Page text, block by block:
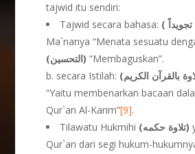
tajwid itu sendiri:
Tajwid secara bahasa:
Ma`nanya “Menata sesuatu
(التحسين)“Membaguskan”.
b. secara Istilah:
“Yaitu membenarkan bacaan
Qur`an Al-Karim”[9].
Tilawatu Hukmihi
(تلاوة حكمه)
Qur`an dari segi hukum-